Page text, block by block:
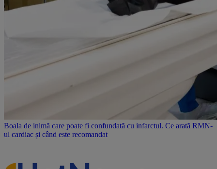
Boala de inimă care poate fi confundată cu infarctul. Ce arată RMN-
ul cardiac și când este recomandat